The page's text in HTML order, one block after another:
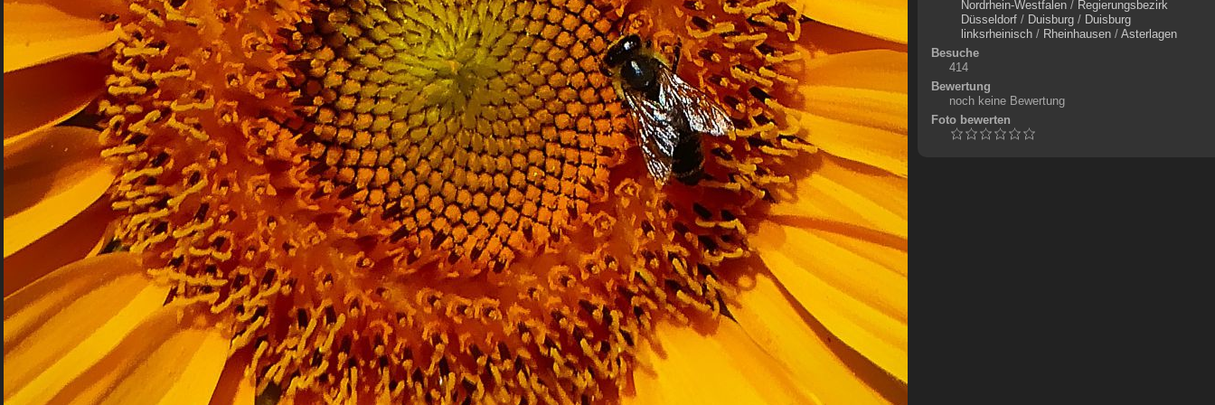
Nordrhein-Westfalen/ Regierungsbezirk
Düsseldorf/ Duisburg/ Duisburg
linksrheinisch/ Rheinhausen/ Asterlagen
Besuche
414
Bewertung
noch keine Bewertung
Foto bewerten